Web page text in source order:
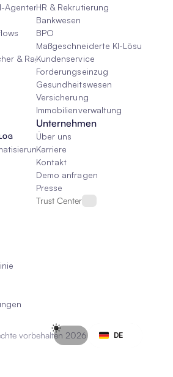
Agenten
& Rag
HR & Rekrutierung
Bankwesen
BPO
Maßgeschneiderte KI-Lösungen
Kundenservice
Forderungseinzug
Gesundheitswesen
Versicherung
Immobilienverwaltung
101
Unternehmen
Über uns
Karriere
Kontakt
Demo anfragen
Presse
Trust Center
vorbehalten 2026
DE